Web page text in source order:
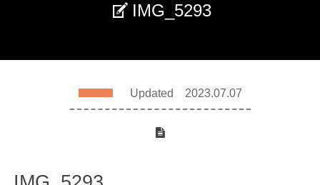
IMG_5293
Updated 2023.07.07